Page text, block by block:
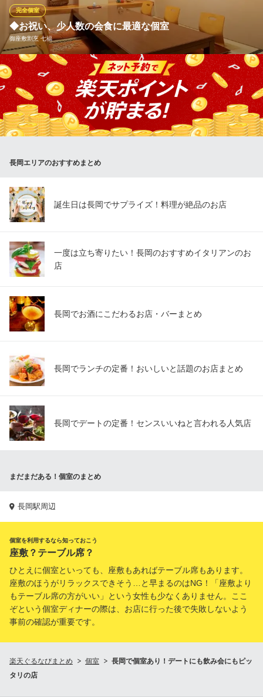
敷。完全個室となるお座敷はすべて椅子テーブル席での設えも可
能です。
かも川本館
料亭
ＪＲ長岡駅 徒歩7分
新潟県長岡市殿町2-3-5
◆お祝い、少人数の会食に最適な個室
御座敷割烹 七福
完全個室
落ち着いた雰囲気の中で行き届いたサービスと旬の料理をお楽し
みください。 掘りごたつ席、テーブル席をご用意しております。
＜4名個室×５部屋、6名個室×2部屋、10名個室×1部屋、8名個室×
1部屋＞接待・顔合わせ、会食など様々なシーンでのご利用頂けま
す。
個室で味わう日本料理
新潟県長岡市城内町3-8-1 2F
長岡エリアのおすすめまとめ
誕生日は長岡でサプライズ！料理が絶品のお店
一度は立ち寄りたい！長岡のおすすめイタリアンのお
店
長岡でお酒にこだわるお店・バーまとめ
長岡でランチの定番！おいしいと話題のお店まとめ
長岡でデートの定番！センスいいねと言われる人気店
まだまだある！個室のまとめ
長岡駅周辺
個室を利用するなら知っておこう
座敷？テーブル席？
ひとえに個室といっても、座敷もあればテーブル席もあります。
座敷のほうがリラックスできそう…と早まるのはNG！「座敷より
もテーブル席の方がいい」という女性も少なくありません。ここ
ぞという個室ディナーの際は、お店に行った後で失敗しないよう
事前の確認が重要です。
楽天ぐるなびまとめ 個室
長岡で個室あり！デートにも飲み会にもピッ
タリの店